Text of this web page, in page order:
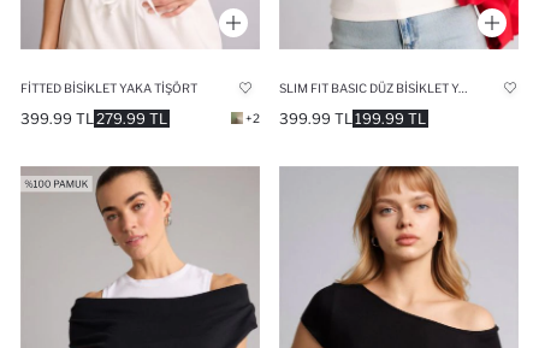
FITTED BISIKLET YAKA TIŞÖRT
279.99 TL
399.99 TL +2 199.99 TL
399.99 TL